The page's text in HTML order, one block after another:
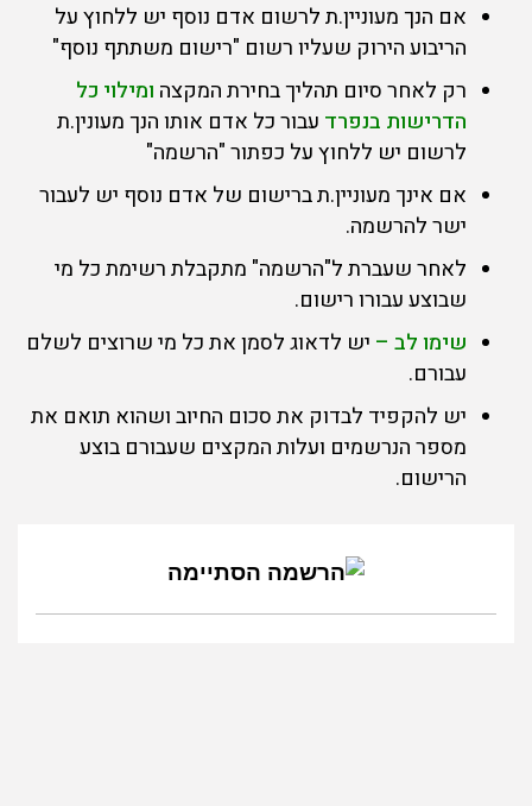
אם הנך מעוניין.ת לרשום אדם נוסף יש ללחוץ על
הריבוע הירוק שעליו רשום "רישום משתתף נוסף"
רק לאחר סיום תהליך בחירת המקצה ומילוי כל
הדרישות בנפרד עבור כל אדם אותו הנך מעונין.ת
לרשום יש ללחוץ על כפתור "הרשמה"
אם אינך מעוניין.ת ברישום של אדם נוסף יש לעבור
ישר להרשמה.
לאחר שעברת ל"הרשמה" מתקבלת רשימת כל מי
שבוצע עבורו רישום.
שימו לב – יש לדאוג לסמן את כל מי שרוצים לשלם
עבורם.
יש להקפיד לבדוק את סכום החיוב ושהוא תואם את
מספר הנרשמים ועלות המקצים שעבורם בוצע
הרישום.